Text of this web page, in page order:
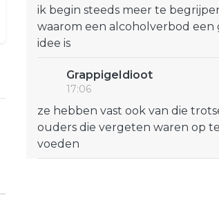
ik begin steeds meer te
waarom een alcoholverbod een
idee is
GrappigeIdioot
17:06
ze hebben vast ook van die
ouders die vergeten waren op te
voeden